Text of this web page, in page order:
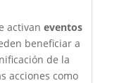
activan eventos
beneficiar a
de la
acciones como